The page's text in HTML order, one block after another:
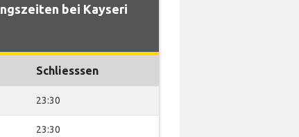
bei Kayseri
Schliesssen
23:30
23:30